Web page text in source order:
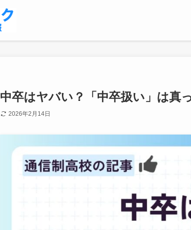
中卒はヤバい？「中卒扱い」は真
2026年2月14日